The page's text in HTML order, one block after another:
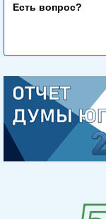
Есть вопрос?